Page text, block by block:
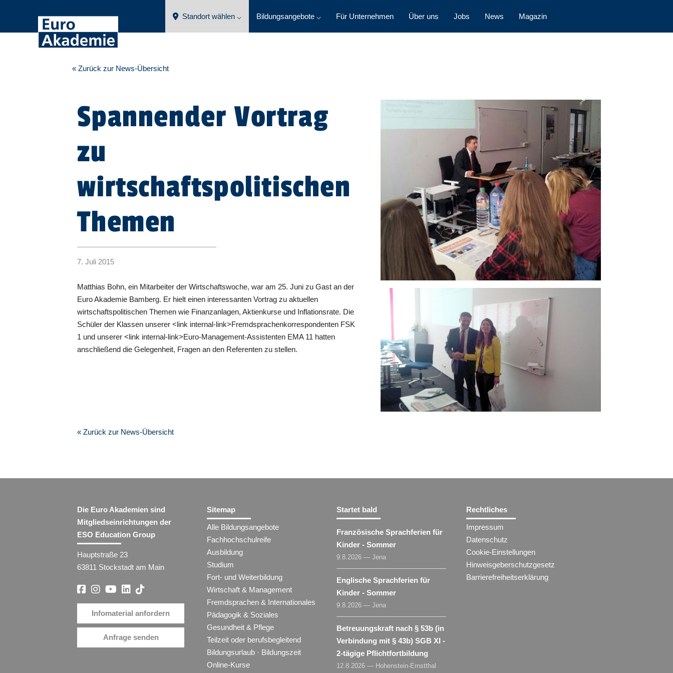
Standort wählen ⌵ Bildungsangebote ⌵ Für Unternehmen Über uns Jobs News Magazin
« Zurück zur News-Übersicht
Spannender Vortrag
zu
wirtschaftspolitischen
Themen
7. Juli 2015
Matthias Bohn, ein Mitarbeiter der Wirtschaftswoche, war am 25. Juni zu Gast an der
Euro Akademie Bamberg. Er hielt einen interessanten Vortrag zu aktuellen
wirtschaftspolitischen Themen wie Finanzanlagen, Aktienkurse und Inflationsrate. Die
Schüler der Klassen unserer <link internal-link>Fremdsprachenkorrespondenten FSK
1 und unserer <link internal-link>Euro-Management-Assistenten EMA 11 hatten
anschließend die Gelegenheit, Fragen an den Referenten zu stellen.
« Zurück zur News-Übersicht
Die Euro Akademien sind
Mitgliedseinrichtungen der
ESO Education Group
Hauptstraße 23
63811 Stockstadt am Main
Infomaterial anfordern
Anfrage senden
Sitemap
Alle Bildungsangebote
Fachhochschulreife
Ausbildung
Studium
Fort- und Weiterbildung
Wirtschaft & Management
Fremdsprachen & Internationales
Pädagogik & Soziales
Gesundheit & Pflege
Teilzeit oder berufsbegleitend
Bildungsurlaub · Bildungszeit
Online-Kurse
Startet bald
Französische Sprachferien für
Kinder - Sommer
9.8.2026 — Jena
Englische Sprachferien für
Kinder - Sommer
9.8.2026 — Jena
Betreuungskraft nach § 53b (in
Verbindung mit § 43b) SGB XI -
2-tägige Pflichtfortbildung
12.8.2026 — Hohenstein-Ernstthal
Rechtliches
Impressum
Datenschutz
Cookie-Einstellungen
Hinweisgeberschutzgesetz
Barrierefreiheitserklärung